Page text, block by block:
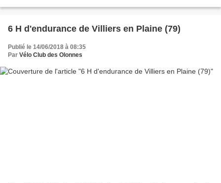
6 H d'endurance de Villiers en Plaine (79)
Publié le 14/06/2018 à 08:35
Par Vélo Club des Olonnes